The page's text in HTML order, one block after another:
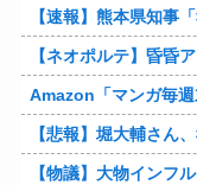
【速報】熊本県知事「報道に強い
【ネオポルテ】昏昏
Amazon「マンガ毎週末セール
【悲報】堀大輔さん、寝る間も惜し
【物議】大物インフルエンサー「